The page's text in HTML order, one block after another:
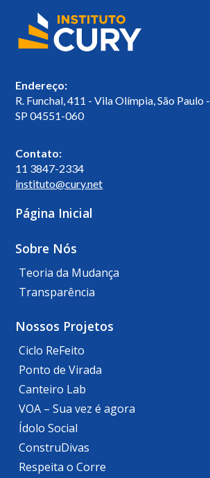
Endereço:
R. Funchal, 411 - Vila Olímpia, São Paulo -
SP 04551-060
Contato:
11 3847-2334
instituto@cury.net
Página Inicial
Sobre Nós
Teoria da Mudança
Transparência
Nossos Projetos
Ciclo ReFeito
Ponto de Virada
Canteiro Lab
VOA – Sua vez é agora
Ídolo Social
ConstruDivas
Respeita o Corre